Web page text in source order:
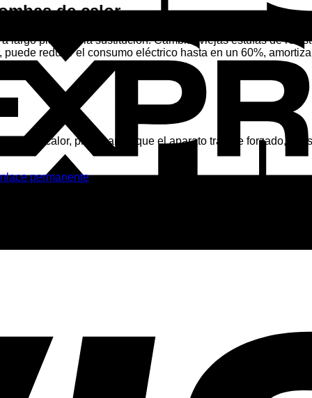
de calor
largo plazo es la sustitución. Cambiar viejas estufas de
reducir el consumo eléctrico hasta en un 60%,
del calor, provocando que el aparato trabaje forzado,
permanente.